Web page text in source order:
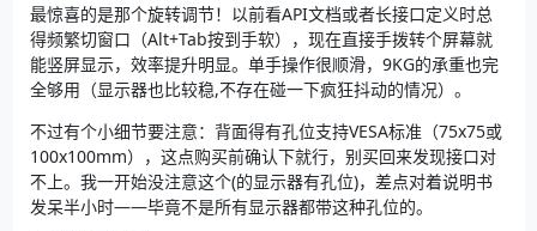
最惊喜的是那个旋转调节！以前看API文档或者长接口定义时总
得频繁切窗口（Alt+Tab按到手软），现在直接手拨转个屏幕就
能竖屏显示，效率提升明显。单手操作很顺滑，9KG的承重也完
全够用（显示器也比较稳,不存在碰一下疯狂抖动的情况）。
不过有个小细节要注意：背面得有孔位支持VESA标准（75x75或
100x100mm），这点购买前确认下就行，别买回来发现接口对
不上。我一开始没注意这个(的显示器有孔位)，差点对着说明书
发呆半小时——毕竟不是所有显示器都带这种孔位的。